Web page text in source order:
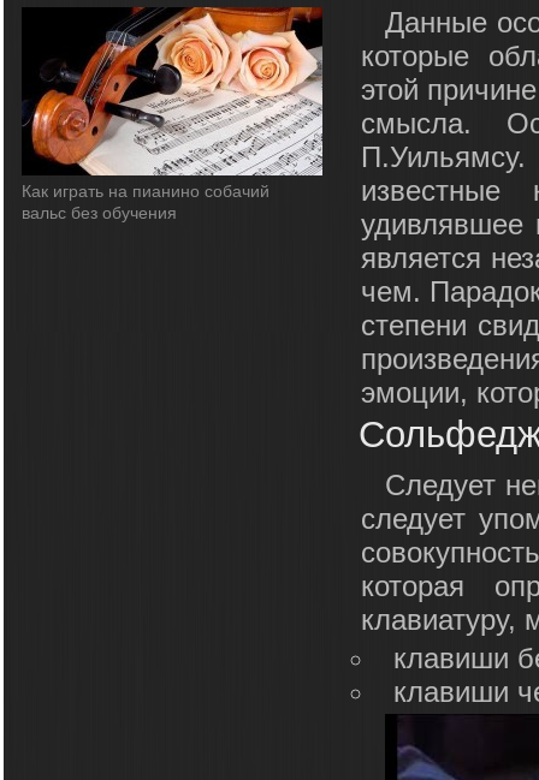
Как играть на пианино собачий
вальс без обучения
Данные
которые
этой
смысла.
известные
удивлявшее
является
чем.
степени
эмоции,
Следует
следует
которая
клавиатуру,
клавиши
клавиши